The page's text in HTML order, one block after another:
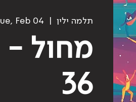
Feb 04
  |
תלמה ילין
מחול -
36